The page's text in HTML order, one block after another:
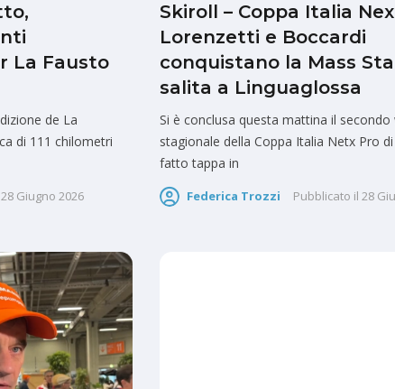
La Fausto
de La
di 111 chilometri
28 Giugno 2026
Skiroll – Coppa Italia
Lorenzetti e Boccardi
conquistano la Mass
salita a Linguaglossa
Si è conclusa questa mattina il secondo
stagionale della Coppa Italia Netx Pro
fatto tappa in
Federica Trozzi Pubblicato il 28